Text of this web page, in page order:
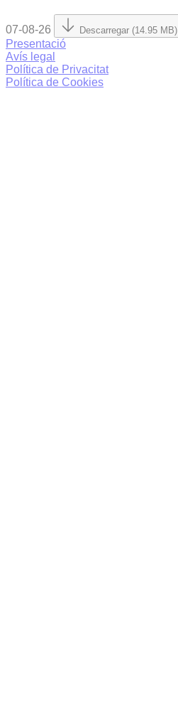
07-08-26 Descarregar (14.95 MB)
Presentació
Avís legal
Política de Privacitat
Política de Cookies